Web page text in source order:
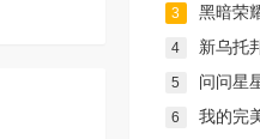
3 黑暗荣
4 新乌托
5 问问星
6 我的完